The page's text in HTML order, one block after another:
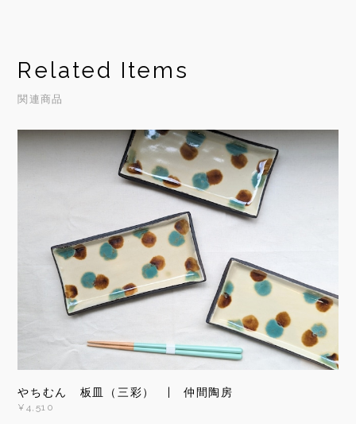
Related Items
関連商品
やちむん 板皿（三彩） | 仲間陶房
¥4,510